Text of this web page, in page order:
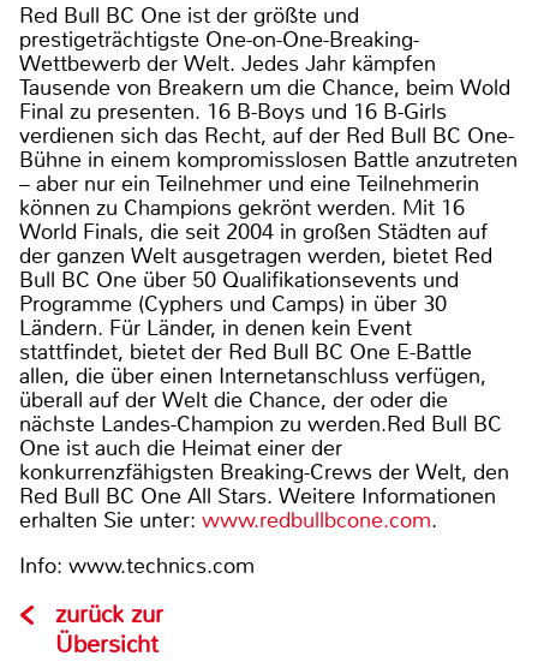
Red Bull BC One ist der größte und
prestigeträchtigste One-on-One-Breaking-
Wettbewerb der Welt. Jedes Jahr kämpfen
Tausende von Breakern um die Chance, beim Wold
Final zu presenten. 16 B-Boys und 16 B-Girls
verdienen sich das Recht, auf der Red Bull BC One-
Bühne in einem kompromisslosen Battle anzutreten
– aber nur ein Teilnehmer und eine Teilnehmerin
können zu Champions gekrönt werden. Mit 16
World Finals, die seit 2004 in großen Städten auf
der ganzen Welt ausgetragen werden, bietet Red
Bull BC One über 50 Qualifikationsevents und
Programme (Cyphers und Camps) in über 30
Ländern. Für Länder, in denen kein Event
stattfindet, bietet der Red Bull BC One E-Battle
allen, die über einen Internetanschluss verfügen,
überall auf der Welt die Chance, der oder die
nächste Landes-Champion zu werden.Red Bull BC
One ist auch die Heimat einer der
konkurrenzfähigsten Breaking-Crews der Welt, den
Red Bull BC One All Stars. Weitere Informationen
erhalten Sie unter: www.redbullbcone.com.
Info: www.technics.com
zurück zur
Übersicht